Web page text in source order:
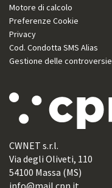
Motore di calcolo
Preferenze Cookie
Privacy
Cod. Condotta SMS Alias
Gestione delle controversie
CWNET s.r.l.
Via degli Oliveti, 110
54100 Massa (MS)
info@mail.cpn.it